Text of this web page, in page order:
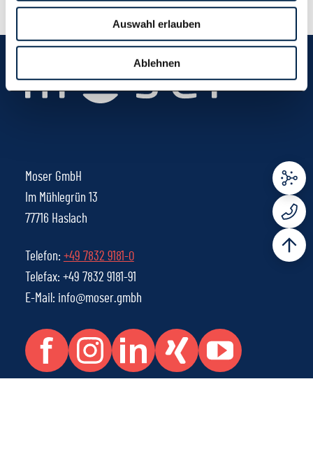
Auswahl erlauben
Ablehnen
Moser GmbH
Im Mühlegrün 13
77716 Haslach
Telefon: +49 7832 9181-0
Telefax: +49 7832 9181-91
E-Mail: info@moser.gmbh